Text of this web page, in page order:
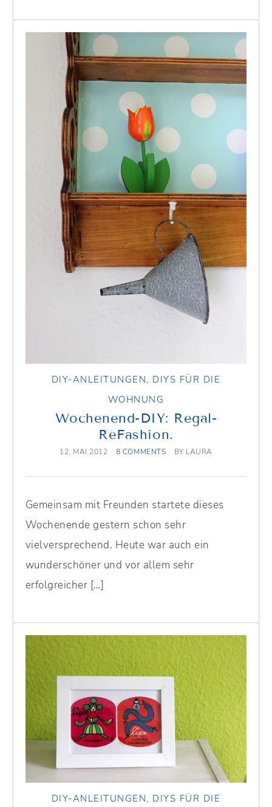
DIY-ANLEITUNGEN, DIYS FÜR DIE
WOHNUNG
Wochenend-DIY: Regal-
ReFashion.
12. MAI 2012 8 COMMENTS BY LAURA
Gemeinsam mit Freunden startete dieses
Wochenende gestern schon sehr
vielversprechend. Heute war auch ein
wunderschöner und vor allem sehr
erfolgreicher […]
DIY-ANLEITUNGEN, DIYS FÜR DIE